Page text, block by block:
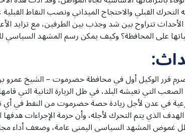
القبلي والاحتجاج الميداني ونصب النقاط
تتراوح بين شد وجذب بين الطرفين، مع تزايد
على المحافظة؟ وكيف يمكن رسم المشهد
قرر الوكيل أول في محافظة حضرموت – الشيخ
التي تعيشه البلد، في ظل الزيارة الثانية التي
في عدن لأجل زيادة حصة حضرموت من النفط في أي
الذي يتم التحرك لأجله، وأن حزمة الإجراءات
غموض المشهد السياسي اليمني عامة، وضعف أداء